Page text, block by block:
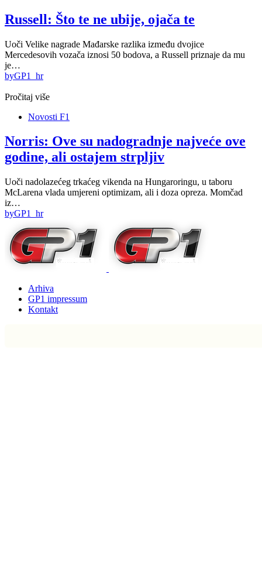
Russell: Što te ne ubije, ojača te
Uoči Velike nagrade Mađarske razlika između dvojice
Mercedesovih vozača iznosi 50 bodova, a Russell priznaje da mu
je…
byGP1_hr
Pročitaj više
Novosti F1
Norris: Ove su nadogradnje najveće ove
godine, ali ostajem strpljiv
Uoči nadolazećeg trkaćeg vikenda na Hungaroringu, u taboru
McLarena vlada umjereni optimizam, ali i doza opreza. Momčad
iz…
byGP1_hr
Arhiva
GP1 impressum
Kontakt